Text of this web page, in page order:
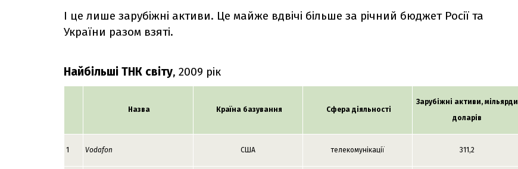
І це лише зарубіжні активи. Це майже вдвічі більше за річний бюджет Росії та
України разом взяті.
Найбільші ТНК світу, 2009 рік
Назва Країна базування Сфера діяльності
Зарубіжні активи, мільярди
доларів
1 Vodafon США телекомунікації 311,2